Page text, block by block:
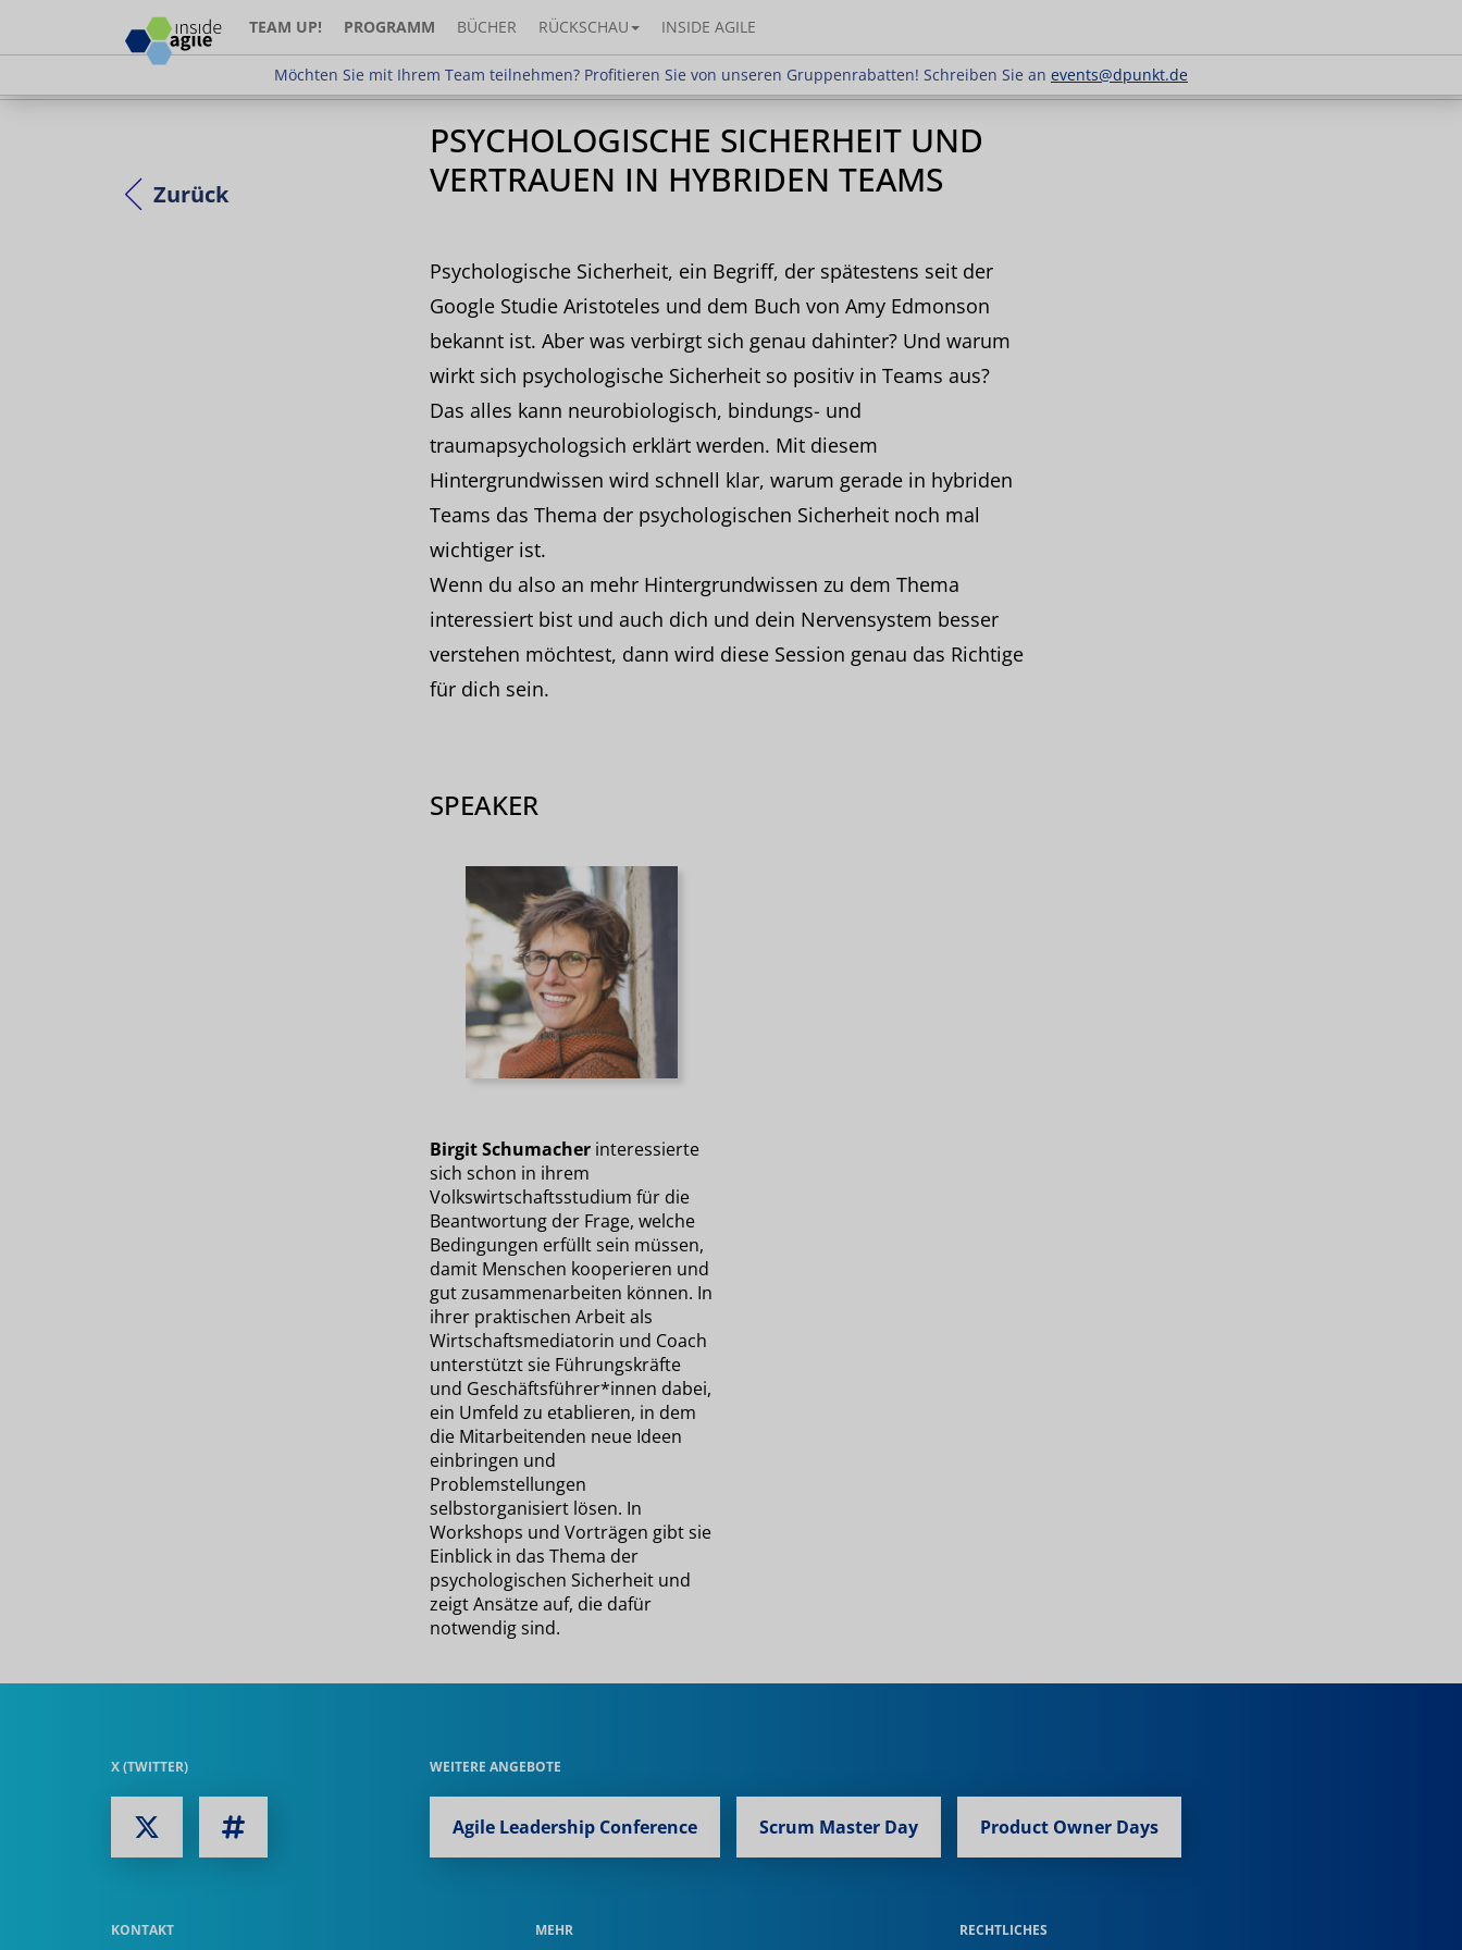
TEAM UP! PROGRAMM BÜCHER RÜCKSCHAU INSIDE AGILE
Möchten Sie mit Ihrem Team teilnehmen? Profitieren Sie von unseren Gruppenrabatten! Schreiben Sie an events@dpunkt.de
Möchten Sie mit Ihrem Team teilnehmen? Profitieren Sie von unseren Gruppenrabatten! Schreiben Sie anevents@dpunkt.de
Zurück
PSYCHOLOGISCHE SICHERHEIT UND
VERTRAUEN IN HYBRIDEN TEAMS
Psychologische Sicherheit, ein Begriff, der spätestens seit der
Google Studie Aristoteles und dem Buch von Amy Edmonson
bekannt ist. Aber was verbirgt sich genau dahinter? Und warum
wirkt sich psychologische Sicherheit so positiv in Teams aus?
Das alles kann neurobiologisch, bindungs- und
traumapsychologsich erklärt werden. Mit diesem
Hintergrundwissen wird schnell klar, warum gerade in hybriden
Teams das Thema der psychologischen Sicherheit noch mal
wichtiger ist.
Wenn du also an mehr Hintergrundwissen zu dem Thema
interessiert bist und auch dich und dein Nervensystem besser
verstehen möchtest, dann wird diese Session genau das Richtige
für dich sein.
SPEAKER
Birgit Schumacherinteressierte
sich schon in ihrem
Volkswirtschaftsstudium für die
Beantwortung der Frage, welche
Bedingungen erfüllt sein müssen,
damit Menschen kooperieren und
gut zusammenarbeiten können. In
ihrer praktischen Arbeit als
Wirtschaftsmediatorin und Coach
unterstützt sie Führungskräfte
und Geschäftsführer*innen dabei,
ein Umfeld zu etablieren, in dem
die Mitarbeitenden neue Ideen
einbringen und
Problemstellungen
selbstorganisiert lösen. In
Workshops und Vorträgen gibt sie
Einblick in das Thema der
psychologischen Sicherheit und
zeigt Ansätze auf, die dafür
notwendig sind.
X (TWITTER) WEITERE ANGEBOTE
Agile Leadership Conference Scrum Master Day Product Owner Days
KONTAKT MEHR RECHTLICHES